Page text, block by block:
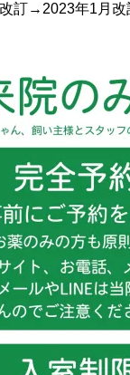
訂→2023年1月改